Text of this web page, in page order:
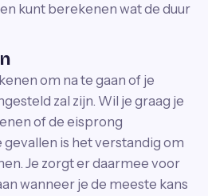
kunt berekenen wat de duur
om na te gaan of je
zal zijn. Wil je graag je
of de eisprong
gevallen is het verstandig om
Je zorgt er daarmee voor
wanneer je de meeste kans